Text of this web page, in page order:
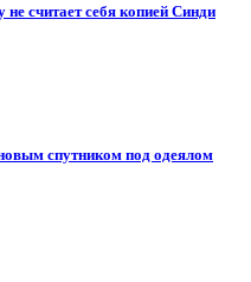
не считает себя копией Синди
спутником под одеялом